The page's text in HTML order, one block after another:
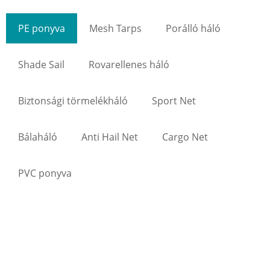
PE ponyva Mesh Tarps Porálló háló
Shade Sail Rovarellenes háló
Biztonsági törmelékháló Sport Net
Bálaháló Anti Hail Net Cargo Net
PVC ponyva